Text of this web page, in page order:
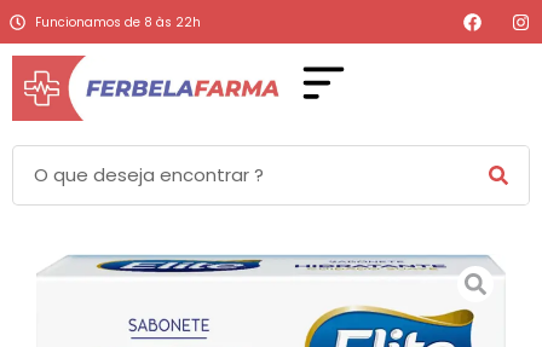
Funcionamos de 8 às 22h